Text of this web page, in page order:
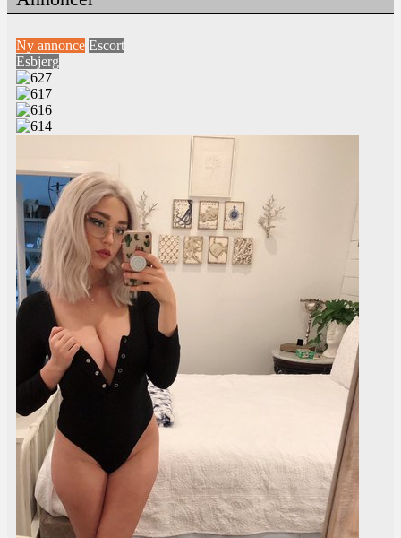
Ny annonce Escort
Esbjerg